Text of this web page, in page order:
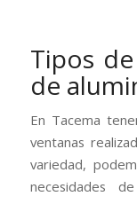
Tipos
de
En Tacema
ventanas
variedad,
necesidades